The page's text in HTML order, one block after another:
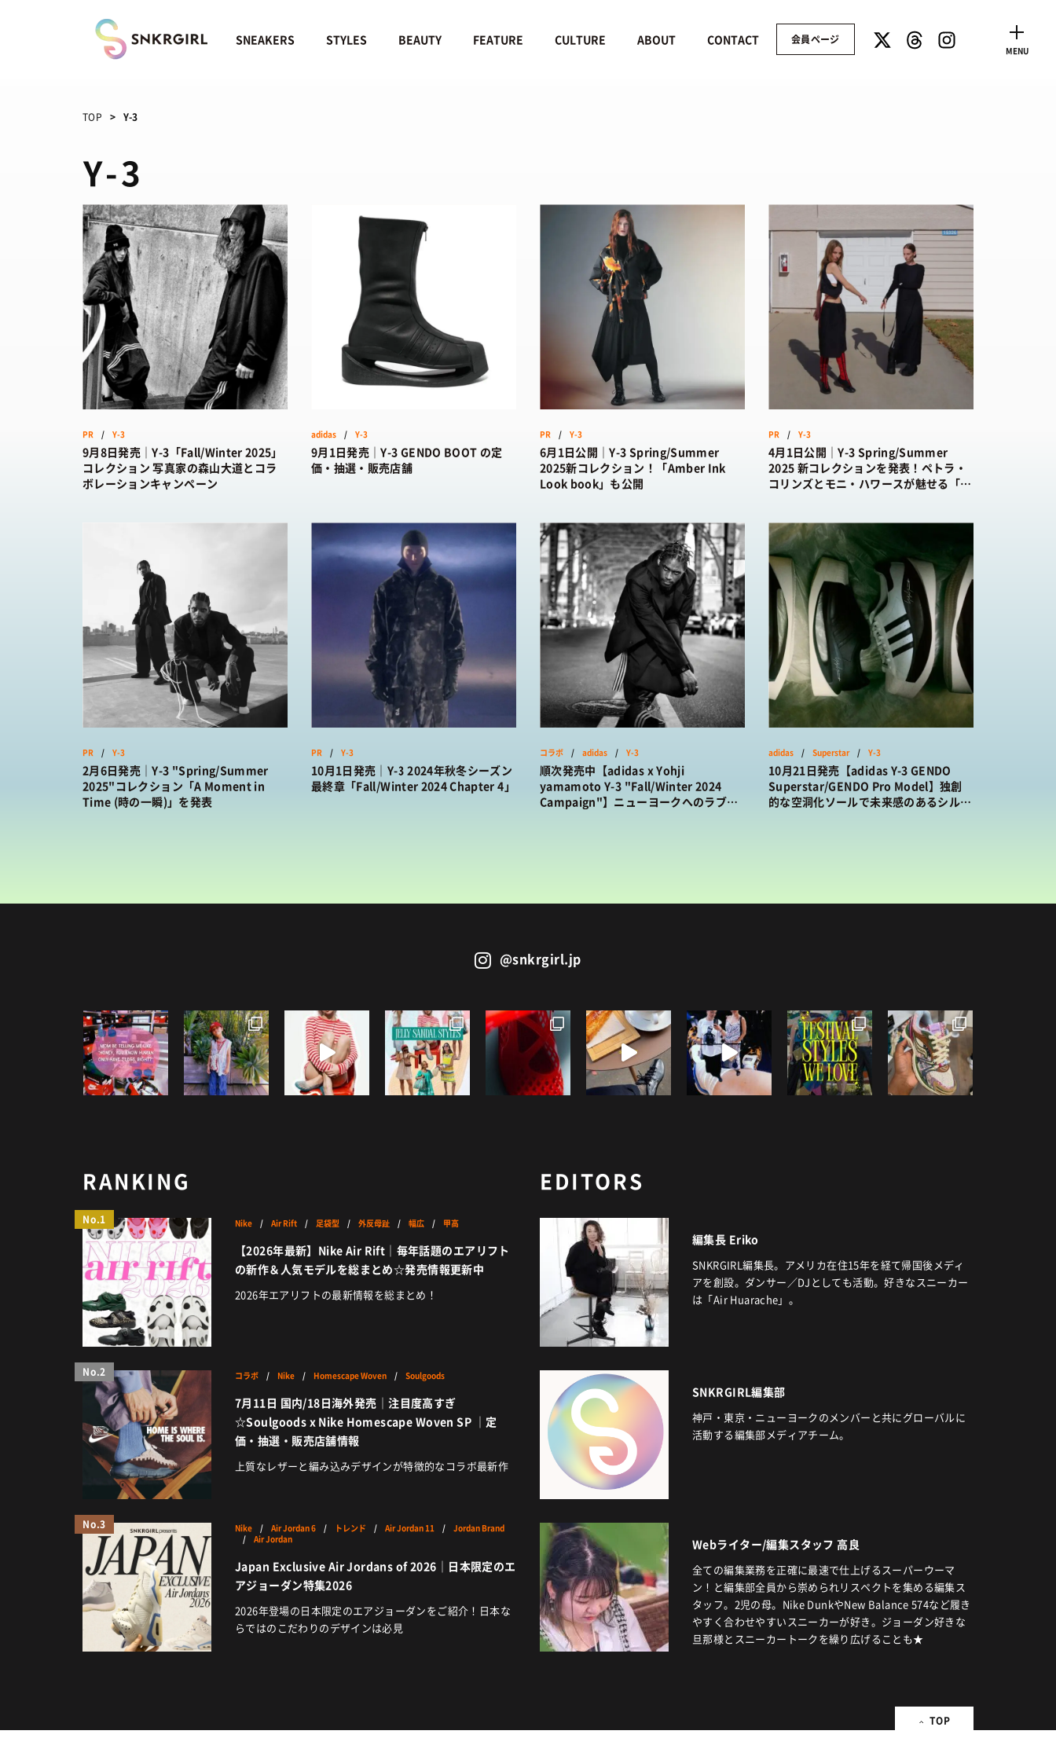
CLOSE
トレンドワード
骨格タイプ別
Air Rift
コラボ
Nike
New Balance
Salomon
SNEAKERS
TOP / スニーカートップ
BRANDS / ブランドから探す
COLORS / カラーで探す
CALENDAR / 発売日カレンダー
STYLES
TOP / スタイルトップ
STYLE IDEA/ コーデのアイデア
STYLE SNAP/ ストリートスナップ
/ コスメアイテム
SNEAKER MIX / スニーカーMIX
KOREAN COSME / 韓国コスメ
TOP / 特集トップ
COLUMNS / コラム
FASHION / ファション
/ ショップ情報
HOW TO / あれこれハウツー
TOP/ カルチャートップ
MUSIC/ 音楽
MOVIE / 映画・ドラマ
ART / アート
FOOD / 食文化
BOOKS/ ブック
HEALTH/ ヘルス・ボディ
SNKRGIRLとは
運営会社
プライバシーポリシー
会員ログイン
新規会員登録
SNEAKERS STYLES BEAUTY FEATURE CULTURE ABOUT CONTACT 会員ページ
MENU
TOP Y-3
Y-3
PR / Y-3
9月8日発売｜Y-3「Fall/Winter 2025」
コレクション 写真家の森山大道とコラ
ボレーションキャンペーン
adidas / Y-3
9月1日発売｜Y-3 GENDO BOOT の定
価・抽選・販売店舗
PR / Y-3
6月1日公開｜Y-3 Spring/Summer
2025新コレクション！「Amber Ink
Look book」も公開
PR / Y-3
4月1日公開｜Y-3 Spring/Summer
2025 新コレクションを発表！ペトラ・
コリンズとモニ・ハワースが魅せる「創
PR / Y-3
2月6日発売｜Y-3 "Spring/Summer
2025"コレクション「A Moment in
Time (時の一瞬)」を発表
PR / Y-3
10月1日発売｜Y-3 2024年秋冬シーズン
最終章「Fall/Winter 2024 Chapter 4」
コラボ / adidas / Y-3
順次発売中【adidas x Yohji
yamamoto Y-3 "Fall/Winter 2024
Campaign"】ニューヨークへのラブレ
adidas / Superstar/ Y-3
10月21日発売【adidas Y-3 GENDO
Superstar/GENDO Pro Model】独創
的な空洞化ソールで未来感のあるシルエ
@snkrgirl.jp
RANKING
No.1 Nike / Air Rift / 足袋型 / 外反母趾 / 幅広 / 甲高
【2026年最新】Nike Air Rift｜毎年話題のエアリフト
の新作＆人気モデルを総まとめ☆発売情報更新中
2026年エアリフトの最新情報を総まとめ！
No.2 コラボ / Nike / Homescape Woven / Soulgoods
7月11日 国内/18日海外発売｜注目度高すぎ
☆Soulgoods x Nike Homescape Woven SP ｜定
価・抽選・販売店舗情報
上質なレザーと編み込みデザインが特徴的なコラボ最新作
No.3 Nike / Air Jordan 6 / トレンド / Air Jordan 11 / Jordan Brand
/ Air Jordan
Japan Exclusive Air Jordans of 2026｜日本限定のエ
アジョーダン特集2026
2026年登場の日本限定のエアジョーダンをご紹介！日本な
らではのこだわりのデザインは必見
EDITORS
編集長 Eriko
SNKRGIRL編集長。アメリカ在住15年を経て帰国後メディ
アを創設。ダンサー／DJとしても活動。好きなスニーカー
は「Air Huarache」。
SNKRGIRL編集部
神戸・東京・ニューヨークのメンバーと共にグローバルに
活動する編集部メディアチーム。
Webライター/編集スタッフ 高良
全ての編集業務を正確に最速で仕上げるスーパーウーマ
ン！と編集部全員から崇められリスペクトを集める編集ス
タッフ。2児の母。Nike DunkやNew Balance 574など履き
やすく合わせやすいスニーカーが好き。ジョーダン好きな
旦那様とスニーカートークを繰り広げることも★
TOP